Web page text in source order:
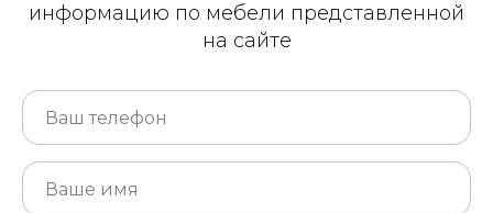
информацию по мебели представленной
на сайте